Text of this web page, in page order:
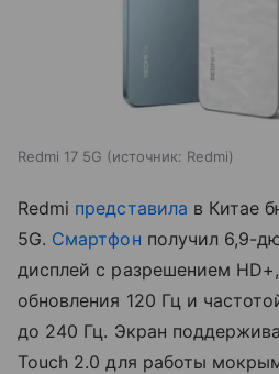
Redmi 17 5G источник: Redmi
Redmi представила в Китае
5G. Смартфон получил 6,9-
дисплей с разрешением
обновления 120 Гц и
до 240 Гц. Экран
Touch 2.0 для работы